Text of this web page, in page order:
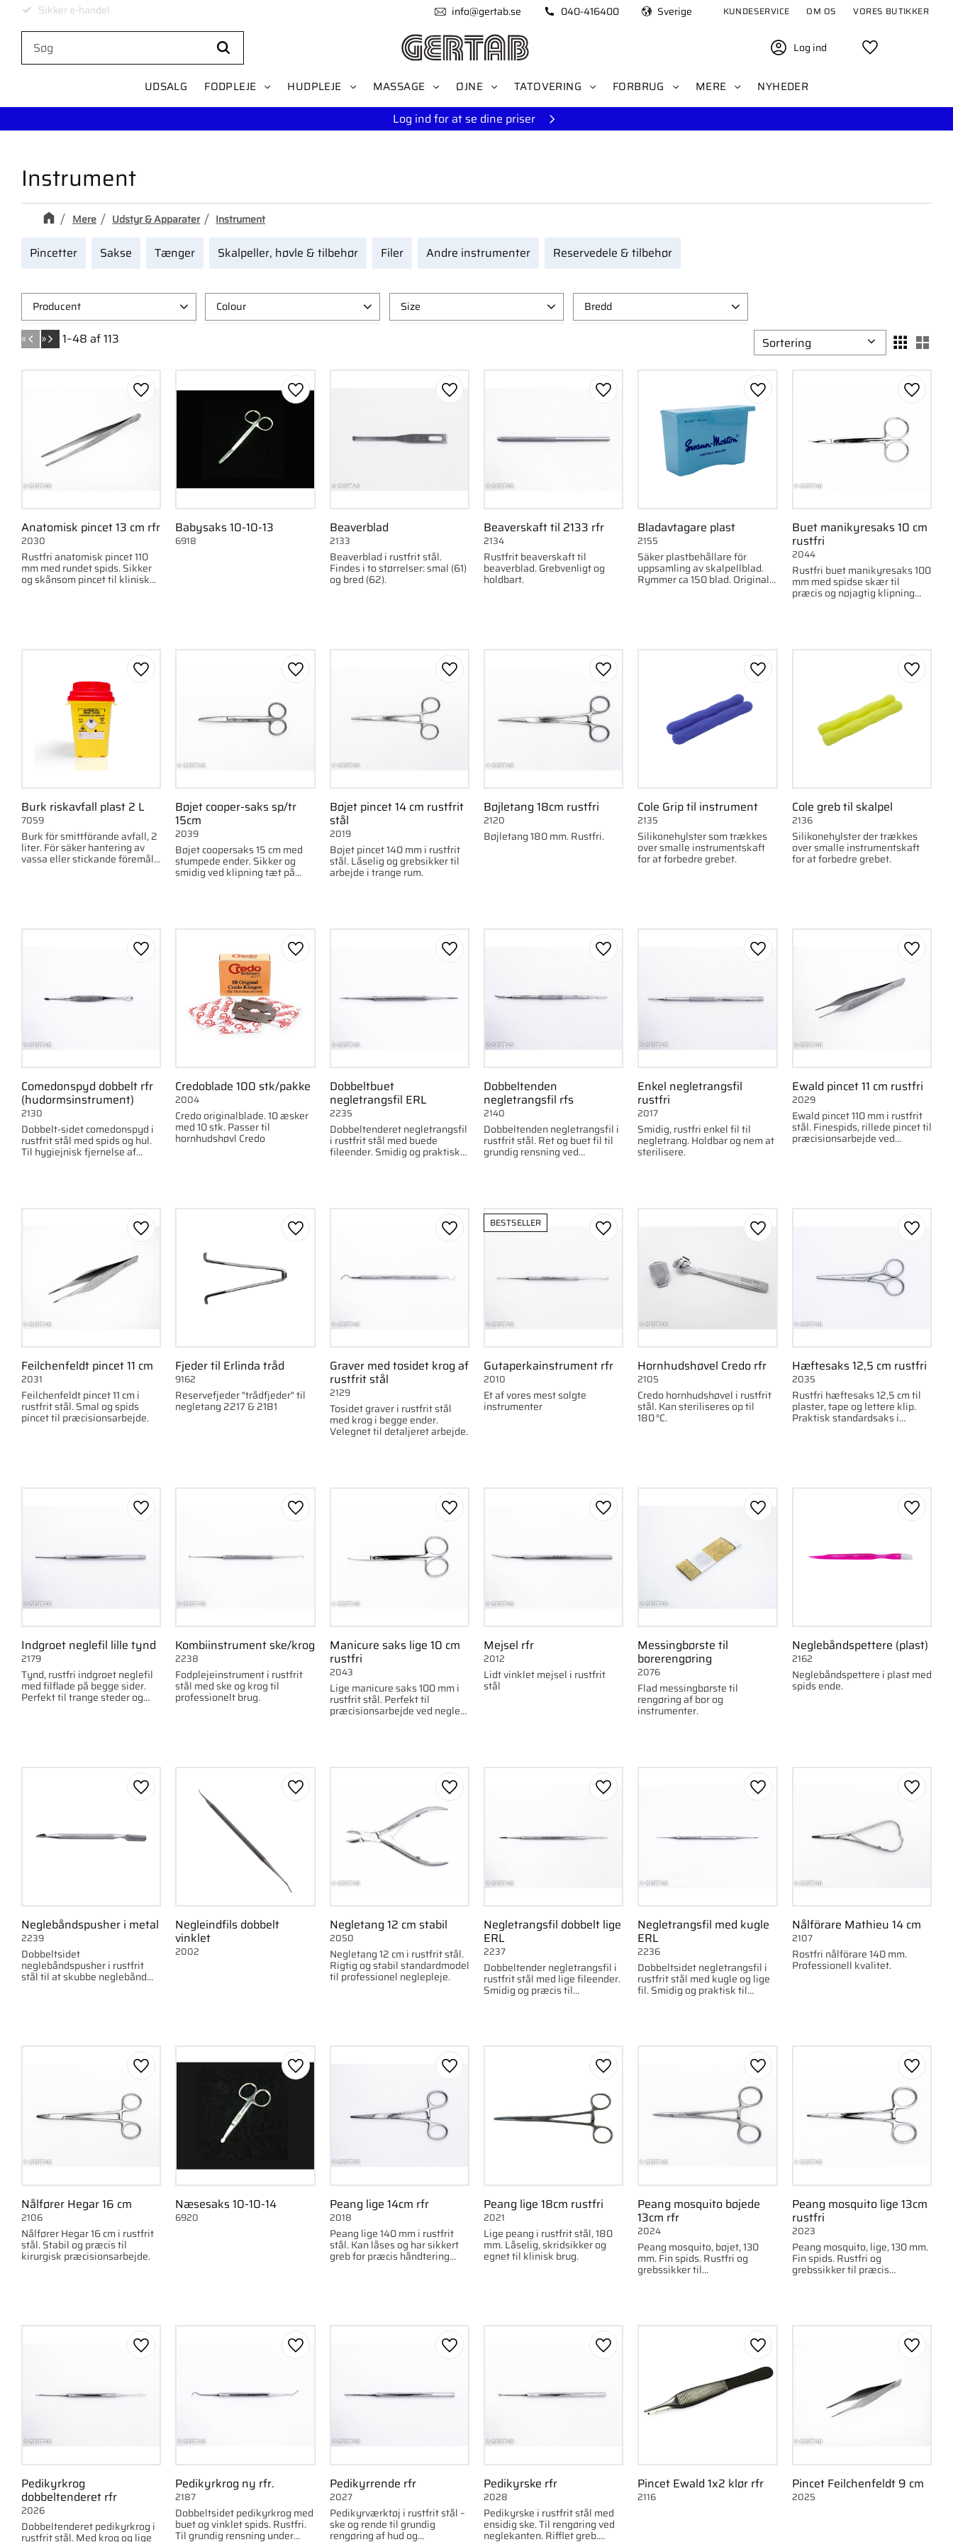
Levering på 1-4 dage info@gertab.se 040-416400 Sverige KUNDESERVICE OM OS VORES BUTIKKER
Log ind
UDSALG FODPLEJE HUDPLEJE MASSAGE ØJNE TATOVERING FORBRUG MERE NYHEDER
Log ind for at se dine priser
Instrument
Mere Udstyr & Apparater Instrument
Pincetter Sakse Tænger Skalpeller, høvle & tilbehør Filer Andre instrumenter Reservedele & tilbehør
Producent
B-Braun
9
Credo Solingen
Colour
Dark Orange (1K146)
Vis flere
Size
1
Bredd
1–48 af113
« »
Vælg sorteringsmetode
Anatomisk pincet 13 cm rfr
Rustfri anatomisk pincet 110
mm med rundet spids. Sikker
og skånsom pincet til klinisk
2030
Gem som favorit
Babysaks 10-10-13
6918
Gem som favorit
Beaverblad
Beaverblad i rustfrit stål.
Findes i to størrelser: smal (61)
og bred (62).
2133
Gem som favorit
Beaverskaft til 2133 rfr
Rustfrit beaverskaft til
beaverblad. Grebvenligt og
holdbart.
2134
Gem som favorit
Bladavtagare plast
Säker plastbehållare för
uppsamling av skalpellblad.
Rymmer ca 150 blad. Original
2155
Gem som favorit
Buet manikyresaks 10 cm
rustfri
Rustfri buet manikyresaks 100
mm med spidse skær til
præcis og nøjagtig klipning
2044
Gem
Burk riskavfall plast 2 L
Burk för smittförande avfall, 2
liter. För säker hantering av
vassa eller stickande föremål i
7059
Gem som favorit
Bøjet cooper-saks sp/tr
15cm
Bøjet coopersaks 15 cm med
stumpede ender. Sikker og
smidig ved klipning tæt på
2039
Gem som favorit
Bøjet pincet 14 cm rustfrit
stål
Bøjet pincet 140 mm i rustfrit
stål. Låselig og grebsikker til
arbejde i trange rum.
2019
Gem som favorit
Bøjletang 18cm rustfri
Bøjletang 180 mm. Rustfri.
2120
Gem som favorit
Cole Grip til instrument
Silikonehylster som trækkes
over smalle instrumentskaft
for at forbedre grebet.
2135
Gem som favorit
Cole greb til skalpel
Silikonehylster der trækkes
over smalle instrumentskaft
for at forbedre grebet.
2136
Gem
Comedonspyd dobbelt rfr
(hudormsinstrument)
Dobbelt-sidet comedonspyd i
rustfrit stål med spids og hul.
Til hygiejnisk fjernelse af
2130
Gem som favorit
Credoblade 100 stk/pakke
Credo originalblade. 10 æsker
med 10 stk. Passer til
hornhudshøvl Credo
2004
Gem som favorit
Dobbeltbuet
negletrangsfil ERL
Dobbeltenderet negletrangsfil
i rustfrit stål med buede
fileender. Smidig og praktisk
2235
Gem som favorit
Dobbeltenden
negletrangsfil rfs
Dobbeltenden negletrangsfil i
rustfrit stål. Ret og buet fil til
grundig rensning ved
2140
Gem som favorit
Enkel negletrangsfil
rustfri
Smidig, rustfri enkel fil til
negletrang. Holdbar og nem at
sterilisere.
2017
Gem som favorit
Ewald pincet 11 cm rustfri
Ewald pincet 110 mm i rustfrit
stål. Finespids, rillede pincet til
præcisionsarbejde ved
2029
Gem
Feilchenfeldt pincet 11 cm
Feilchenfeldt pincet 11 cm i
rustfrit stål. Smal og spids
pincet til præcisionsarbejde.
2031
Gem som favorit
Fjeder til Erlinda tråd
Reservefjeder "trådfjeder" til
negletang 2217 & 2181
9162
Gem som favorit
Graver med tosidet krog af
rustfrit stål
Tosidet graver i rustfrit stål
med krog i begge ender.
Velegnet til detaljeret arbejde.
2129
Gem som favorit
Gutaperkainstrument rfr
Et af vores mest solgte
instrumenter
2010
BESTSELLER
Gem som favorit
Hornhudshøvel Credo rfr
Credo hornhudshøvel i rustfrit
stål. Kan steriliseres op til
180 °C.
2105
Gem som favorit
Hæftesaks 12,5 cm rustfri
Rustfri hæftesaks 12,5 cm til
plaster, tape og lettere klip.
Praktisk standardsaks i
2035
Gem
Indgroet neglefil lille tynd
Tynd, rustfri indgroet neglefil
med filflade på begge sider.
Perfekt til trange steder og
2179
Gem som favorit
Kombiinstrument ske/krog
Fodplejeinstrument i rustfrit
stål med ske og krog til
professionelt brug.
2238
Gem som favorit
Manicure saks lige 10 cm
rustfri
Lige manicure saks 100 mm i
rustfrit stål. Perfekt til
præcisionsarbejde ved negle-
2043
Gem som favorit
Mejsel rfr
Lidt vinklet mejsel i rustfrit
stål
2012
Gem som favorit
Messingbørste til
borerengøring
Flad messingbørste til
rengøring af bor og
instrumenter.
2076
Gem som favorit
Neglebåndspettere (plast)
Neglebåndspettere i plast med
spids ende.
2162
Gem
Neglebåndspusher i metal
Dobbeltsidet
neglebåndspusher i rustfrit
stål til at skubbe neglebånd
2239
Gem som favorit
Negleindfils dobbelt
vinklet
2002
Gem som favorit
Negletang 12 cm stabil
Negletang 12 cm i rustfrit stål.
Rigtig og stabil standardmodel
til professionel neglepleje.
2050
Gem som favorit
Negletrangsfil dobbelt lige
ERL
Dobbeltender negletrangsfil i
rustfrit stål med lige fileender.
Smidig og præcis til
professionel brug.
2237
Gem som favorit
Negletrangsfil med kugle
ERL
Dobbeltsidet negletrangsfil i
rustfrit stål med kugle og lige
fil. Smidig og praktisk til
alsidig brug.
2236
Gem som favorit
Nålförare Mathieu 14 cm
Rostfri nålförare 140 mm.
Professionell kvalitet.
2107
Gem
Nålfører Hegar 16 cm
Nålfører Hegar 16 cm i rustfrit
stål. Stabil og præcis til
kirurgisk præcisionsarbejde.
2106
Gem som favorit
Næsesaks 10-10-14
6920
Gem som favorit
Peang lige 14cm rfr
Peang lige 140 mm i rustfrit
stål. Kan låses og har sikkert
greb for præcis håndtering
under behandling.
2018
Gem som favorit
Peang lige 18cm rustfri
Lige peang i rustfrit stål, 180
mm. Låselig, skridsikker og
egnet til klinisk brug.
2021
Gem som favorit
Peang mosquito bøjede
13cm rfr
Peang mosquito, bøjet, 130
mm. Fin spids. Rustfri og
grebssikker til
præcisionsarbejde.
2024
Gem som favorit
Peang mosquito lige 13cm
rustfri
Peang mosquito, lige, 130 mm.
Fin spids. Rustfri og
grebssikker til præcis
håndtering.
2023
Gem
Pedikyrkrog
dobbeltenderet rfr
Dobbeltenderet pedikyrkrog i
rustfrit stål. Med krog og lige
2026
Gem som favorit
Pedikyrkrog ny rfr.
Dobbeltsidet pedikyrkrog med
buet og vinklet spids. Rustfri.
Til grundig rensning under
2187
Gem som favorit
Pedikyrrende rfr
Pedikyrværktøj i rustfrit stål –
ske og rende til grundig
rengøring af hud og
2027
Gem som favorit
Pedikyrske rfr
Pedikyrske i rustfrit stål med
ensidig ske. Til rengøring ved
neglekanten. Rifflet greb.
2028
Gem som favorit
Pincet Ewald 1x2 klør rfr
2116
Gem som favorit
Pincet Feilchenfeldt 9 cm
2025
Gem